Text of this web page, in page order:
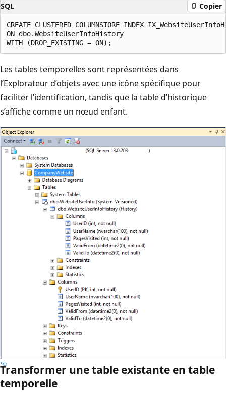
SQL Copier
CREATE CLUSTERED COLUMNSTORE INDEX
ON dbo.WebsiteUserInfoHistory
Les tables temporelles sont représentées dans
l’Explorateur d’objets avec une icône spécifique pour
faciliter l’identification, tandis que la table d’historique
s’affiche comme un nœud enfant.
Transformer une table existante en table
temporelle